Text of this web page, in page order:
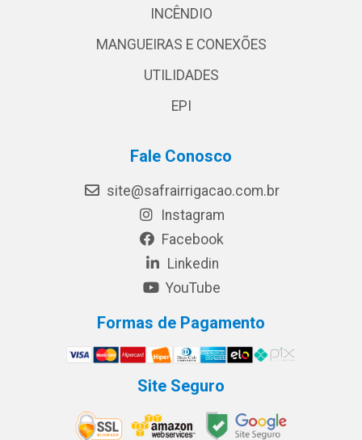
INCÊNDIO
MANGUEIRAS E CONEXÕES
UTILIDADES
EPI
Fale Conosco
site@safrairrigacao.com.br
Instagram
Facebook
Linkedin
YouTube
Formas de Pagamento
Site Seguro